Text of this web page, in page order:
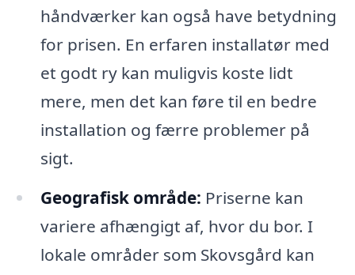
håndværker kan også have betydning
for prisen. En erfaren installatør med
et godt ry kan muligvis koste lidt
mere, men det kan føre til en bedre
installation og færre problemer på
sigt.
Geografisk område: Priserne kan
variere afhængigt af, hvor du bor. I
lokale områder som Skovsgård kan